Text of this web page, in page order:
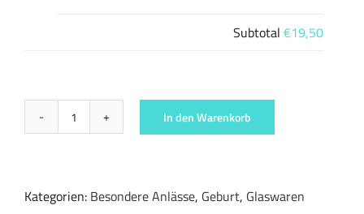
Subtotal €19,50
Kristallschnuller
mit
In den Warenkorb
Kategorien: Besondere Anlässe, Geburt, Glaswaren